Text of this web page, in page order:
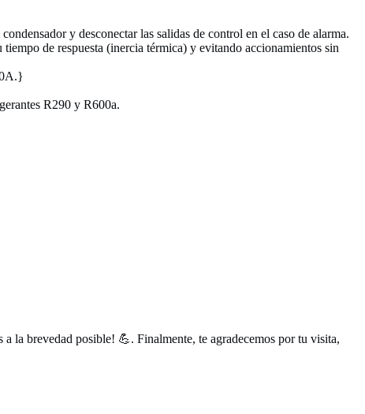
y desconectar las salidas de control en el caso de alarma.
de respuesta (inercia térmica) y evitando accionamientos sin
R290 y R600a.
a la brevedad posible! 💪. Finalmente, te agradecemos por tu visita,